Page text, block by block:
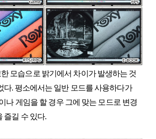
모습으로 밝기에서 차이가 발생하는 것
다. 평소에서는 일반 모드를 사용하다가
나 게임을 할 경우 그에 맞는 모드로 변경
즐길 수 있다.